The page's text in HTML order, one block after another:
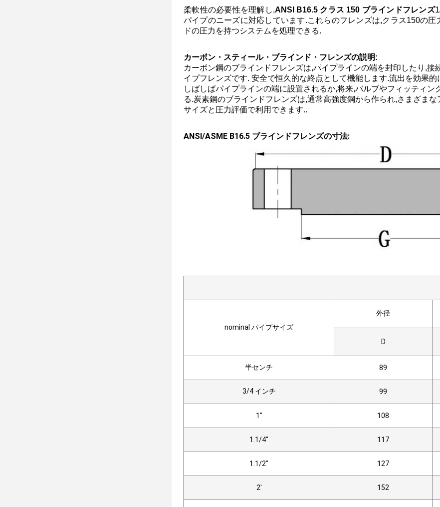
柔軟性の必要性を理解し,ANSI B16.5 クラス 150 ブラインドフレンズ
パイプのニーズに対応しています.これらのフレンズは,クラス150の
ドの圧力を持つシステムを処理できる.
カーボン・スティール・ブラインド・フレンズの説明:
カーボン鋼のブラインドフレンズは,パイプラインの端を封印したり,
イプフレンズです. 安全で恒久的な終点として機能します.流出を効果
しばしばパイプラインの端に設置されるか,将来,バルブやフィッティ
る.炭素鋼のブラインドフレンズは,通常高強度鋼から作られ,さまざま
サイズと圧力評価で利用できます..
ANSI/ASME B16.5 ブラインドフレンズの寸法:
nominal パイプサイズ
外径
D
半センチ 89
3/4 インチ 99
1" 108
1.1/4" 117
1.1/2" 127
2' 152